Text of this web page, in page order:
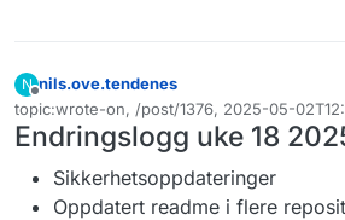
N
Frakoblet
nils.ove.tendenes
topic:wrote-on, /post/1376, 2025-05-
Sist endret av
Endringslogg uke 18
Sikkerhetsoppdateringer
Oppdatert readme i flere